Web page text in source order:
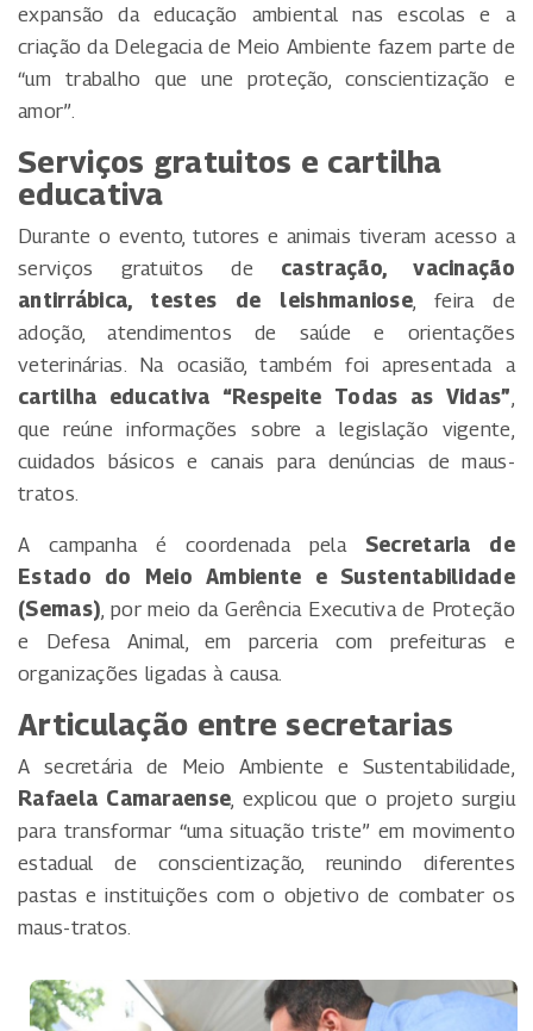
expansão da educação ambiental nas escolas e a
criação da Delegacia de Meio Ambiente fazem parte de
“um trabalho que une proteção, conscientização e
amor”.
Serviços gratuitos e cartilha
educativa
Durante o evento, tutores e animais tiveram acesso a
serviços gratuitos de castração, vacinação
antirrábica, testes de leishmaniose , feira de
adoção, atendimentos de saúde e orientações
veterinárias. Na ocasião, também foi apresentada a
cartilha educativa “Respeite Todas as Vidas”
que reúne informações sobre a legislação vigente,
cuidados básicos e canais para denúncias de maus-
tratos.
A campanha é coordenada pela Secretaria de
Estado do Meio Ambiente e Sustentabilidade
(Semas) , por meio da Gerência Executiva de Proteção
e Defesa Animal, em parceria com prefeituras e
organizações ligadas à causa.
Articulação entre secretarias
A secretária de Meio Ambiente e Sustentabilidade,
Rafaela Camaraense , explicou que o projeto surgiu
para transformar “uma situação triste” em movimento
estadual de conscientização, reunindo diferentes
pastas e instituições com o objetivo de combater os
maus-tratos.